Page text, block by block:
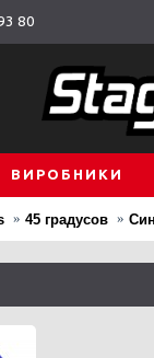
80
ВИРОБНИКИ
45 градусов